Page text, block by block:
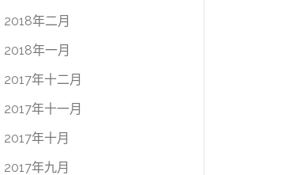
2018年二月
2018年一月
2017年十二月
2017年十一月
2017年十月
2017年九月